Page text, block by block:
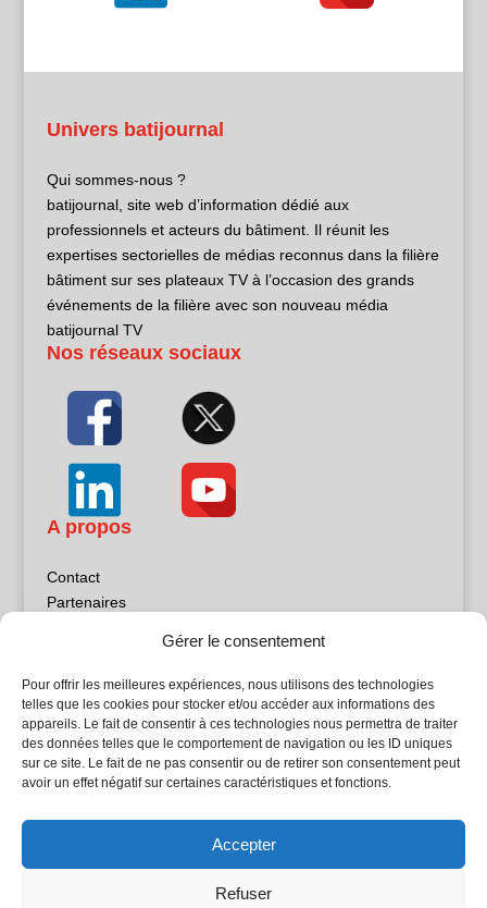
Gérer le consentement
Pour offrir les meilleures expériences, nous utilisons des technologies
telles que les cookies pour stocker et/ou accéder aux informations des
appareils. Le fait de consentir à ces technologies nous permettra de traiter
des données telles que le comportement de navigation ou les ID uniques
sur ce site. Le fait de ne pas consentir ou de retirer son consentement peut
avoir un effet négatif sur certaines caractéristiques et fonctions.
Accepter
Refuser
Univers batijournal
Qui sommes-nous ?
batijournal, site web d’information dédié aux
professionnels et acteurs du bâtiment. Il réunit les
expertises sectorielles de médias reconnus dans la filière
bâtiment sur ses plateaux TV à l’occasion des grands
événements de la filière avec son nouveau média
batijournal TV
Nos réseaux sociaux
A propos
Contact
Partenaires
Politique de confidentialité
Sites partenaires
5Façades
Atrium Patrimoine
L'Atelier Bois